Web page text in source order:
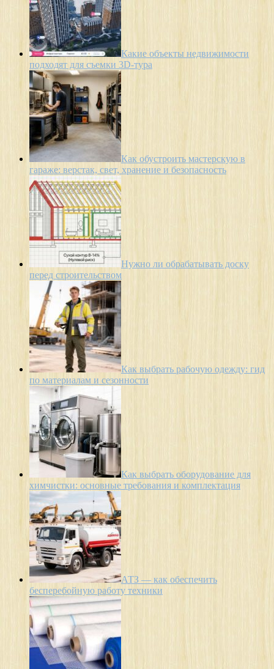
Какие объекты недвижимости
подходят для съемки 3D-тура
Как обустроить мастерскую в
гараже: верстак, свет, хранение и безопасность
Нужно ли обрабатывать доску
перед строительством
Как выбрать рабочую одежду: гид
по материалам и сезонности
Как выбрать оборудование для
химчистки: основные требования и комплектация
АТЗ — как обеспечить
бесперебойную работу техники